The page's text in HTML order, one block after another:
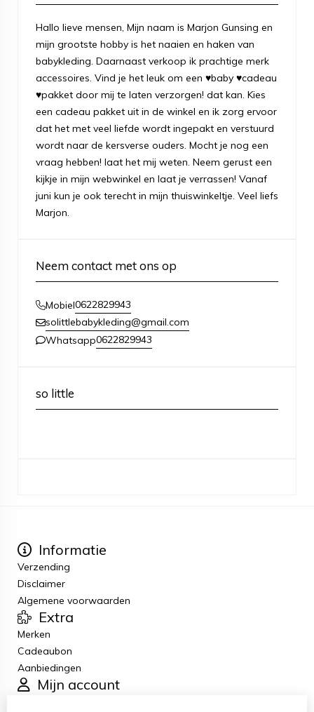
Hallo lieve mensen, Mijn naam is Marjon Gunsing en
mijn grootste hobby is het naaien en haken van
babykleding. Daarnaast verkoop ik prachtige merk
accessoires. Vind je het leuk om een ♥baby ♥cadeau
♥pakket door mij te laten verzorgen! dat kan. Kies
een cadeau pakket uit in de winkel en ik zorg ervoor
dat het met veel liefde wordt ingepakt en verstuurd
wordt naar de kersverse ouders. Mocht je nog een
vraag hebben! laat het mij weten. Neem gerust een
kijkje in mijn webwinkel en laat je verrassen! Vanaf
juni kun je ook terecht in mijn thuiswinkeltje. Veel liefs
Marjon.
Neem contact met ons op
Mobiel0622829943
solittlebabykleding@gmail.com
Whatsapp0622829943
so little
Informatie
Verzending
Disclaimer
Algemene voorwaarden
Extra
Merken
Cadeaubon
Aanbiedingen
Mijn account